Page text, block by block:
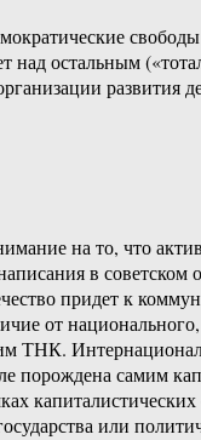
над остальным
развития
на то, что
в советском
придет к
от
ТНК.
порождена самим
или